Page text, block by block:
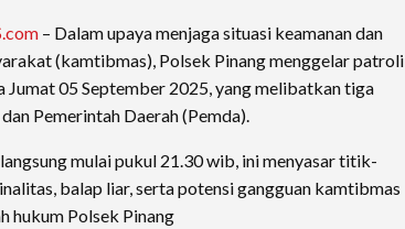
– Dalam upaya menjaga situasi keamanan dan
(kamtibmas), Polsek Pinang menggelar patroli
Jumat 05 September 2025, yang melibatkan tiga
Pemerintah Daerah (Pemda).
mulai pukul 21.30 wib, ini menyasar titik-
balap liar, serta potensi gangguan kamtibmas
hukum Polsek Pinang